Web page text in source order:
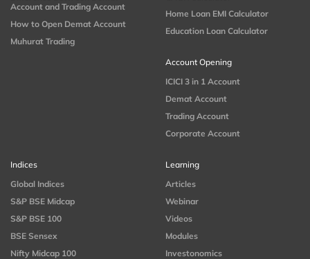
Account and Trading Account
How to Open Demat Account
Muhurat Trading
Home Loan EMI Calculator
Education Loan Calculator
Account Opening
ICICI 3 in 1 Account
Demat Account
Trading Account
Corporate Account
Indices
Global Indices
S&P BSE Midcap
S&P BSE 100
BSE Sensex
Nifty Midcap 100
Learning
Articles
Webinar
Videos
Modules
Investonomics